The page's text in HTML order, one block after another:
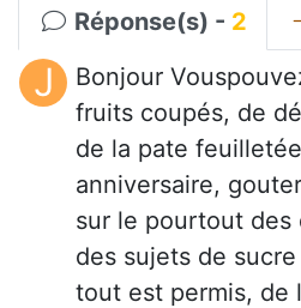
Réponse(s) - 2
J
Bonjour
fruits coupés, de
de la pate
anniversaire,
sur le pourtout des
des sujets de
tout est permis, de